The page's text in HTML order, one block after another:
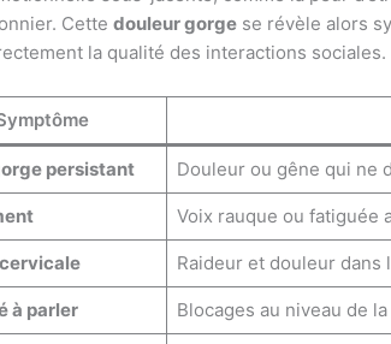
Cette douleur gorge se révèle alors
la qualité des interactions sociales.
persistant Douleur ou gêne qui ne
Voix rauque ou fatiguée
Raideur et douleur dans
à parler Blocages au niveau de